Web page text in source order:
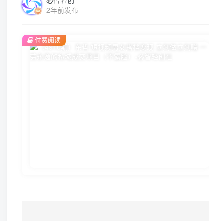
2年前发布
付费阅读